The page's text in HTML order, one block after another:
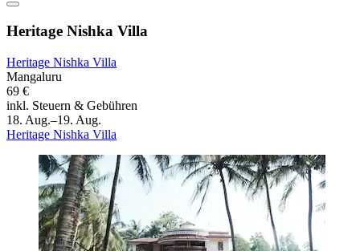
Heritage Nishka Villa
Heritage Nishka Villa
Mangaluru
69 €
inkl. Steuern & Gebühren
18. Aug.–19. Aug.
Heritage Nishka Villa